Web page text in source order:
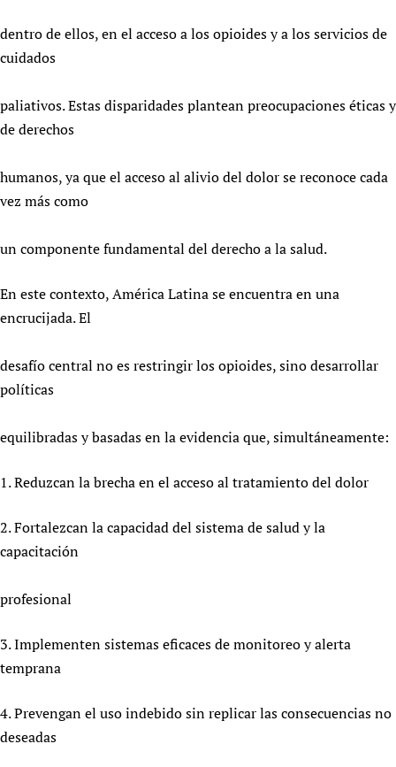
dentro de ellos, en el acceso a los opioides y a los servicios de
cuidados
paliativos. Estas disparidades plantean preocupaciones éticas y
de derechos
humanos, ya que el acceso al alivio del dolor se reconoce cada
vez más como
un componente fundamental del derecho a la salud.
En este contexto, América Latina se encuentra en una
encrucijada. El
desafío central no es restringir los opioides, sino desarrollar
políticas
equilibradas y basadas en la evidencia que, simultáneamente:
1. Reduzcan la brecha en el acceso al tratamiento del dolor
2. Fortalezcan la capacidad del sistema de salud y la
capacitación
profesional
3. Implementen sistemas eficaces de monitoreo y alerta
temprana
4. Prevengan el uso indebido sin replicar las consecuencias no
deseadas